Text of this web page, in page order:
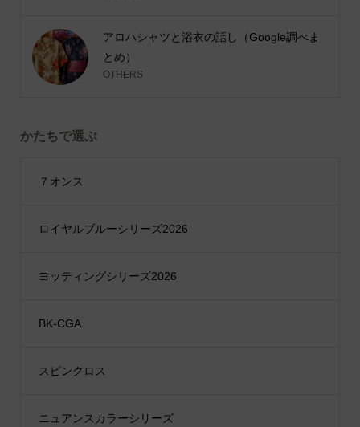
アロハシャツと浴衣の話し（Google調べま
とめ）
OTHERS
かたちで選ぶ
７オンス
ロイヤルブルーシリーズ2026
ヨッティングシリーズ2026
BK-CGA
スピンクロス
ニュアンスカラーシリーズ